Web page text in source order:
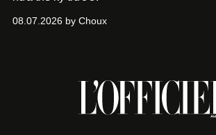
08.07.2026 by Choux